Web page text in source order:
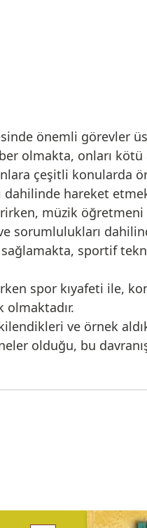
önemli görevler
olmakta, onları
çeşitli konularda
hareket
müzik
sportif
spor kıyafeti ile,
olmaktadır.
ve örnek
olduğu, bu